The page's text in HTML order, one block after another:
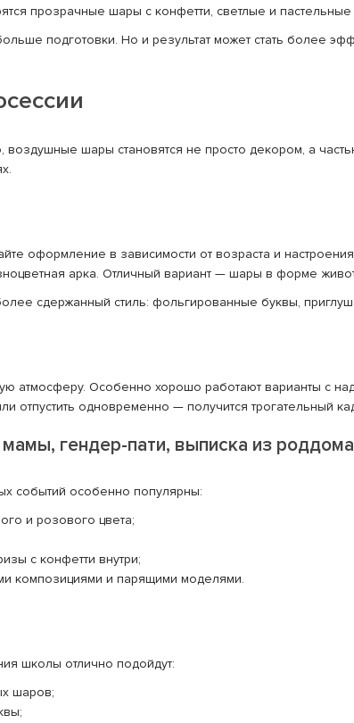
прозрачные шары с конфетти, светлые и
подготовки. Но и результат может стать более
шары становятся не просто декором, а
оформление в зависимости от возраста и
арка. Отличный вариант — шары в форме
сдержанный стиль: фольгированные буквы,
атмосферу. Особенно хорошо работают варианты с
отпустить одновременно — получится трогательный
гендер-пати, выписка из роддома
событий особенно популярны:
и розового цвета;
с конфетти внутри;
композициями и парящими моделями.
школы отлично подойдут:
шаров;